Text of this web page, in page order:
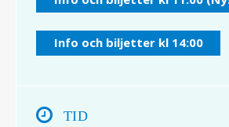
Info och biljetter kl 14:00
TID